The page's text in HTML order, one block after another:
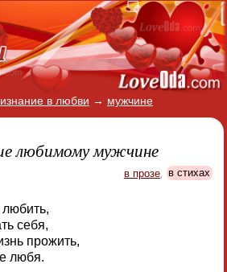
в любви → мужчине
любимому мужчине
в прозе, в стихах
любить,
себя,
прожить,
любя.